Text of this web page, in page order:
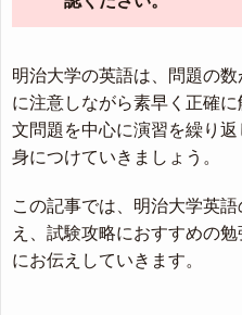
明治大学の英語は、問題の
に注意しながら素早く正確
文問題を中心に演習を繰り
身につけていきましょう。
この記事では、明治大学英
え、試験攻略におすすめの
にお伝えしていきます。